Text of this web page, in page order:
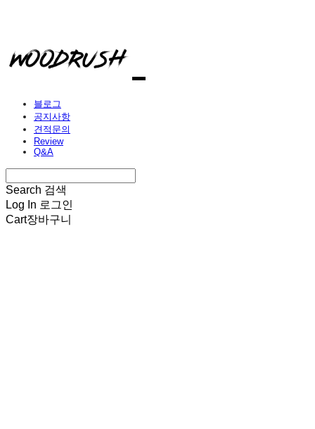
블로그
공지사항
견적문의
Review
Q&A
Search 검색
Log In 로그인
Cart장바구니